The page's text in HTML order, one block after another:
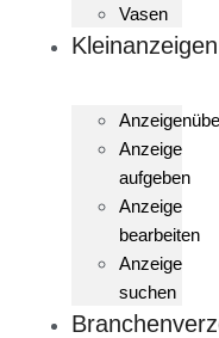
Vasen
Kleinanzeigen
Anzeige
aufgeben
Anzeige
bearbeiten
Anzeige
suchen